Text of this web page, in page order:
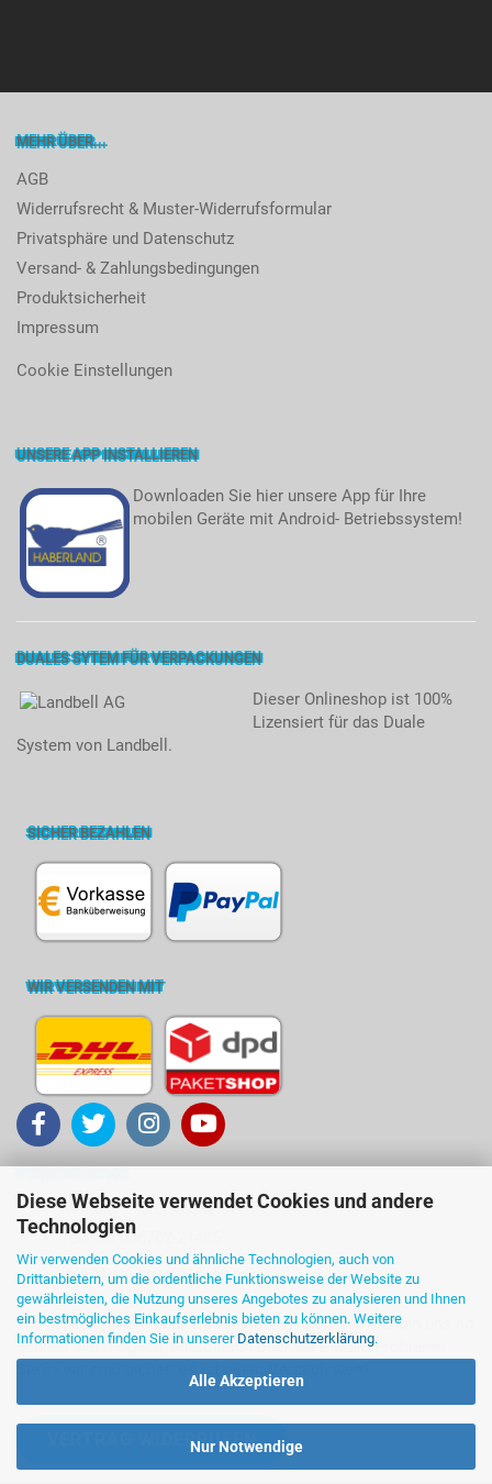
Diese Webseite verwendet Cookies und andere
Technologien
Wir verwenden Cookies und ähnliche Technologien, auch von
Drittanbietern, um die ordentliche Funktionsweise der Website zu
gewährleisten, die Nutzung unseres Angebotes zu analysieren und Ihnen
ein bestmögliches Einkaufserlebnis bieten zu können. Weitere
Informationen finden Sie in unserer Datenschutzerklärung.
Alle Akzeptieren
Nur Notwendige
MEHR ÜBER...
AGB
Widerrufsrecht & Muster-Widerrufsformular
Privatsphäre und Datenschutz
Versand- & Zahlungsbedingungen
Produktsicherheit
Impressum
Cookie Einstellungen
UNSERE APP INSTALLIEREN
Downloaden Sie hier unsere App für Ihre
mobilen Geräte mit Android- Betriebssystem!
DUALES SYTEM FÜR VERPACKUNGEN
Dieser Onlineshop ist 100%
Lizensiert für das Duale
System von Landbell.
SICHER BEZAHLEN
WIR VERSENDEN MIT
Kontakt ... Sie sind dran!
Telefon 036702-21485
Ihre Meinung und Ideen
Wir denken für Sie über die Antworten nach und melden uns so
schnell wie möglich, telefonisch oder via E-Mail. Probieren
Sie's - wir sind sicher: es ist einen Versuch wert!
VERTRAG WIDERRUFEN